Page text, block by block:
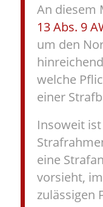
An diesem
13 Abs. 9
um den
welche
einer
Insoweit
eine
vorsieht,
zulässigen